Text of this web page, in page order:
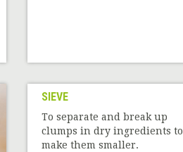
SIEVE
To separate and break up
clumps in dry ingredients to
make them smaller.